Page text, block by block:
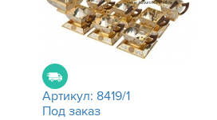
Артикул: 8419/1
Под заказ